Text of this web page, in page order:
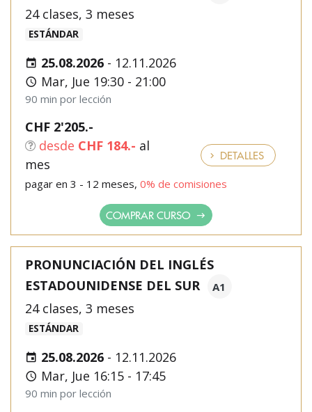
24 clases, 3 meses
ESTÁNDAR
25.08.2026 - 12.11.2026
Mar, Jue 19:30 - 21:00
90 min por lección
CHF 2'205.-
desde CHF 184.- al
mes
pagar en 3 - 12 meses, 0% de comisiones
DETALLES
COMPRAR CURSO
PRONUNCIACIÓN DEL INGLÉS
ESTADOUNIDENSE DEL SUR
A1
24 clases, 3 meses
ESTÁNDAR
25.08.2026 - 12.11.2026
Mar, Jue 16:15 - 17:45
90 min por lección